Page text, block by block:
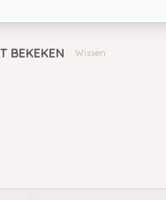
BEKEKEN Wissen